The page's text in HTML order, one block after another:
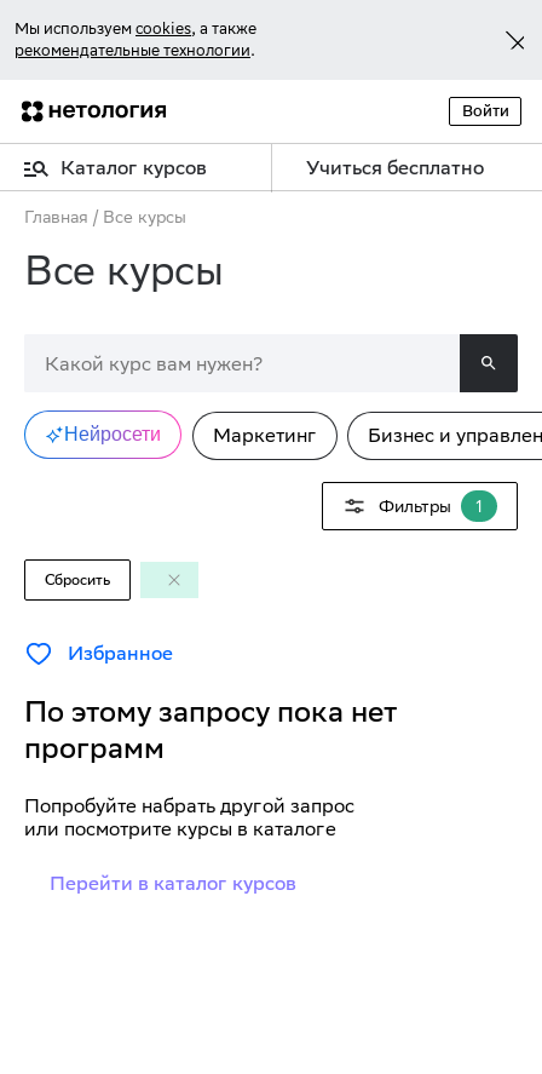
Мы используем cookies, а также
рекомендательные технологии.
Войти
Каталог курсов Учиться бесплатно
Главная / Все курсы
Все курсы
Нейросети Маркетинг Бизнес и
Сбросить
Фильтры 1
Избранное
По этому запросу пока нет
программ
Попробуйте набрать другой запрос
или посмотрите курсы в каталоге
Перейти в каталог курсов